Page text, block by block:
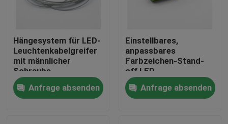
Haus
Produkte
Hängesystem für LED-
Leuchtenkabelgreifer
mit männlicher
Schraube
Anfrage absenden
Einstellbares,
anpassbares
Farbzeichen-Stand-
off LED-
Fensterbildschirmsystem
Anfrage absenden